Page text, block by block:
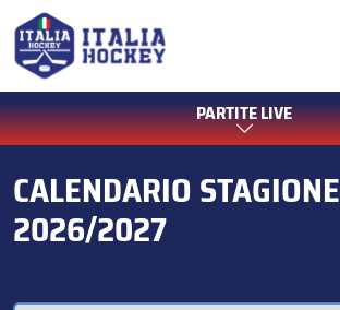
PARTITE LIVE
CALENDARIO STAGIONE
2026/2027